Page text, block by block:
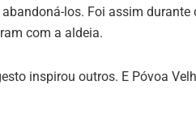
los. Foi assim
com a aldeia.
inspirou outros. E Póvoa